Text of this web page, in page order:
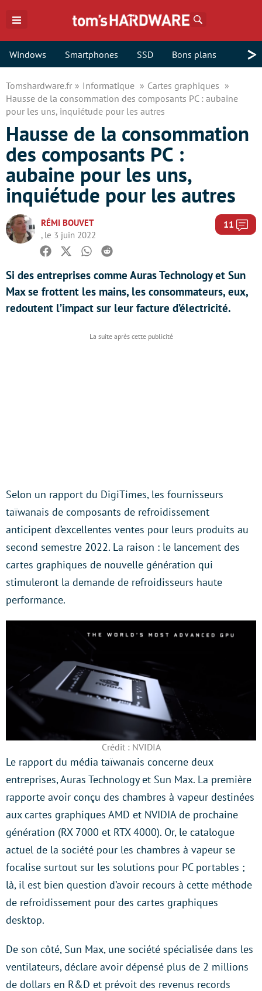
Windows Smartphones SSD Bons plans >
Tomshardware.fr Informatique
Cartes graphiques
Hausse de la consommation des composants PC : aubaine
pour les uns, inquiétude pour les autres
Hausse de la consommation
des composants PC :
aubaine pour les uns,
inquiétude pour les autres
RÉMI BOUVET
, le 3 juin 2022
11
Facebook
TwitterWhatsapp
Reddit
Si des entreprises comme Auras Technology et Sun
Max se frottent les mains, les consommateurs, eux,
redoutent l’impact sur leur facture d’électricité.
Selon un rapport du DigiTimes, les fournisseurs
taïwanais de composants de refroidissement
anticipent d’excellentes ventes pour leurs produits au
second semestre 2022. La raison : le lancement des
cartes graphiques de nouvelle génération qui
stimuleront la demande de refroidisseurs haute
performance.
Crédit : NVIDIA
Le rapport du média taïwanais concerne deux
entreprises, Auras Technology et Sun Max. La première
rapporte avoir conçu des chambres à vapeur destinées
aux cartes graphiques AMD et NVIDIA de prochaine
génération (RX 7000 et RTX 4000). Or, le catalogue
actuel de la société pour les chambres à vapeur se
focalise surtout sur les solutions pour PC portables ;
là, il est bien question d’avoir recours à cette méthode
de refroidissement pour des cartes graphiques
desktop.
De son côté, Sun Max, une société spécialisée dans les
ventilateurs, déclare avoir dépensé plus de 2 millions
de dollars en R&D et prévoit des revenus records